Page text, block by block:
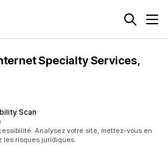
Specialty Services,
Scan
Analysez votre site, mettez-vous en
les risques juridiques.